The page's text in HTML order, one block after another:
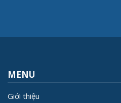
MENU
Giới thiệu